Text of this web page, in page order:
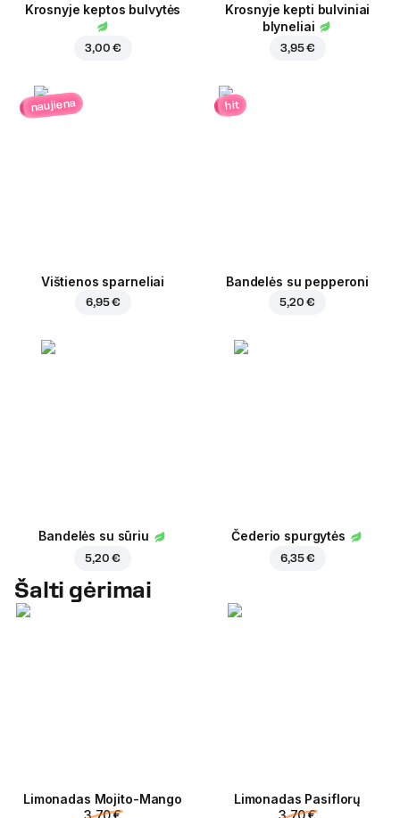
Krosnyje keptos bulvytės
3,00 €
Krosnyje kepti bulviniai
blyneliai
3,95 €
naujiena
Vištienos sparneliai
6,95 €
hit
Bandelės su pepperoni
5,20 €
Bandelės su sūriu
5,20 €
Čederio spurgytės
6,35 €
Šalti gėrimai
Limonadas Mojito-Mango
3,70 €
Limonadas Pasiflorų
3,70 €